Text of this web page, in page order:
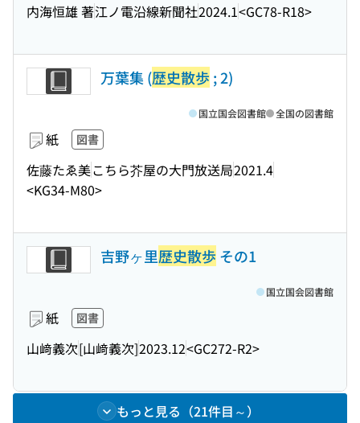
内海恒雄 著江ノ電沿線新聞社2024.1<GC78-R18>
万葉集 (歴史散歩 ; 2)
紙 図書
佐藤たゑ美こちら芥屋の大門放送局2021.4
<KG34-M80>
国立国会図書館 全国の図書館
吉野ヶ里歴史散歩 その1
紙 図書
山﨑義次[山﨑義次]2023.12<GC272-R2>
国立国会図書館
もっと見る（21件目～）